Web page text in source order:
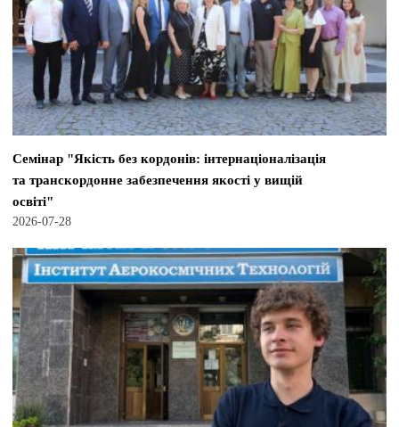
Семінар "Якість без кордонів: інтернаціоналізація
та транскордонне забезпечення якості у вищій
освіті"
2026-07-28